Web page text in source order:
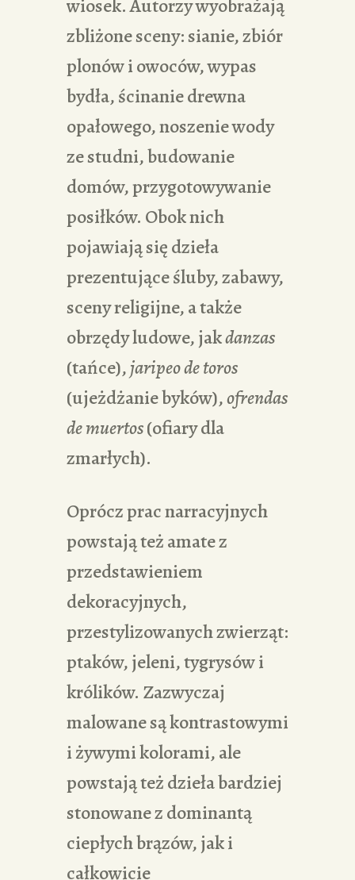
wiosek. Autorzy wyobrażają
zbliżone sceny: sianie, zbiór
plonów i owoców, wypas
bydła, ścinanie drewna
opałowego, noszenie wody
ze studni, budowanie
domów, przygotowywanie
posiłków. Obok nich
pojawiają się dzieła
prezentujące śluby, zabawy,
sceny religijne, a także
obrzędy ludowe, jakdanzas
(tańce),jaripeodetoros
(ujeżdżanie byków),ofrendas
de muertos(ofiary dla
zmarłych).
Oprócz prac narracyjnych
powstają też amate z
przedstawieniem
dekoracyjnych,
przestylizowanych zwierząt:
ptaków, jeleni, tygrysów i
królików. Zazwyczaj
malowane są kontrastowymi
i żywymi kolorami, ale
powstają też dzieła bardziej
stonowane z dominantą
ciepłych brązów, jak i
całkowicie